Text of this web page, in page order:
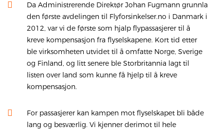
Da Administrerende Direktør Johan Fugmann grunnla
den første avdelingen til Flyforsinkelser.no i Danmark i
2012, var vi de første som hjalp flypassasjerer til å
kreve kompensasjon fra flyselskapene. Kort tid etter
ble virksomheten utvidet til å omfatte Norge, Sverige
og Finland, og litt senere ble Storbritannia lagt til
listen over land som kunne få hjelp til å kreve
kompensasjon.
For passasjerer kan kampen mot flyselskapet bli både
lang og besværlig. Vi kjenner derimot til hele